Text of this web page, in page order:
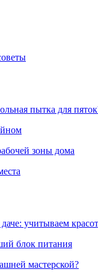
пытка для
зоны дома
учитываем
блок питания
мастерской?